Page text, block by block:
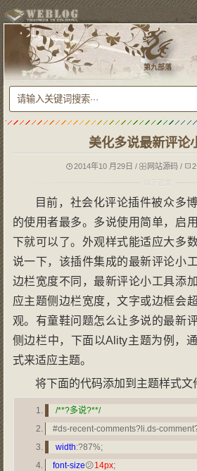
第九部落
美化多说最新评论
2014年10 月29日 / 网站源码/
目前，社会化评论插件被众多
的使用者最多。多说使用简单，启
下就可以了。外观样式能适应大多
说一下，该插件集成的最新评论小
边栏宽度不同，最新评论小工具添
应主题侧边栏宽度，文字或边框会
观。有童鞋问题怎么让多说的最新
侧边栏中，下面以Ality主题为例，
式来适应主题。
将下面的代码添加到主题样式文
/**?多说?**/
#ds-recent-comments?li.ds-
width:?87%;
font-size😕14px;